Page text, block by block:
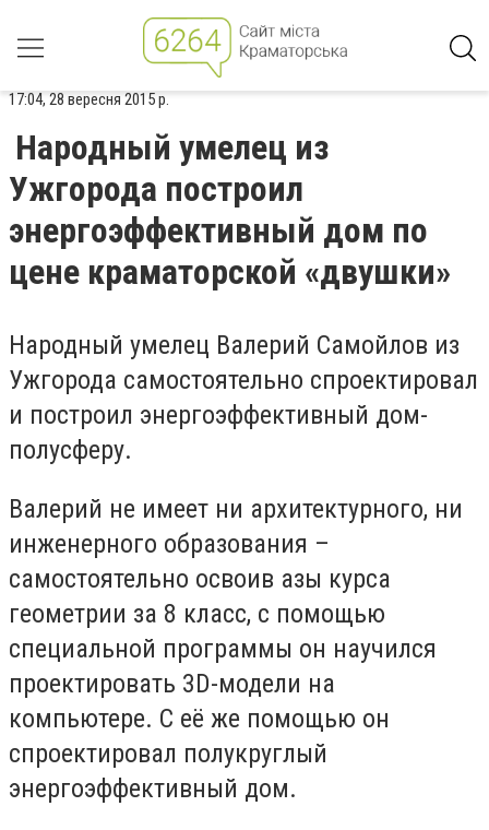
17:04, 28 вересня 2015 р.
Народный умелец из
Ужгорода построил
энергоэффективный дом по
цене краматорской «двушки»
Народный умелец Валерий Самойлов из
Ужгорода самостоятельно спроектировал
и построил энергоэффективный дом-
полусферу.
Валерий не имеет ни архитектурного, ни
инженерного образования –
самостоятельно освоив азы курса
геометрии за 8 класс, с помощью
специальной программы он научился
проектировать 3D-модели на
компьютере. С её же помощью он
спроектировал полукруглый
энергоэффективный дом.